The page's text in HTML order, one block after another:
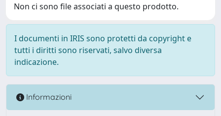
Non ci sono file associati a questo prodotto.
I documenti in IRIS sono protetti da copyright e
tutti i diritti sono riservati, salvo diversa
indicazione.
Informazioni